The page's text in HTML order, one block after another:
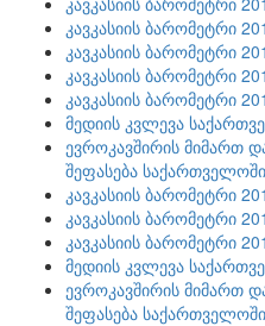
კავკასიის ბარომეტრი
კავკასიის ბარომეტრი
კავკასიის ბარომეტრი
კავკასიის ბარომეტრი
მედიის კვლევა
ევროკავშირის მიმართ
შეფასება
კავკასიის ბარომეტრი
კავკასიის ბარომეტრი
კავკასიის ბარომეტრი
მედიის კვლევა
ევროკავშირის მიმართ
შეფასება